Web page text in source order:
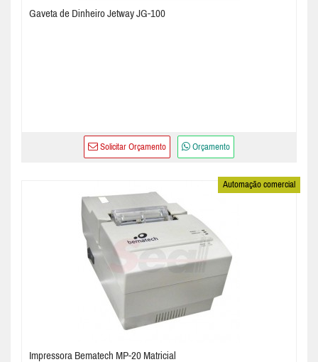
Gaveta de Dinheiro Jetway JG-100
Solicitar Orçamento Orçamento
Automação comercial
Impressora Bematech MP-20 Matricial